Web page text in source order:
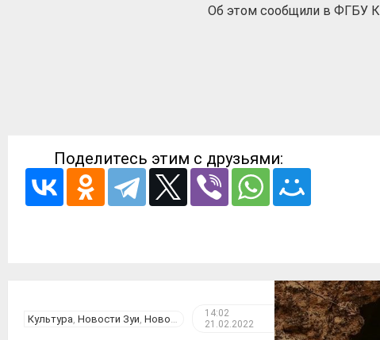
Об этом сообщили в ФГБУ
Поделитесь этим с друзьями:
Культура Новости Зуи Новости Крыма
14:02
21.02.2022